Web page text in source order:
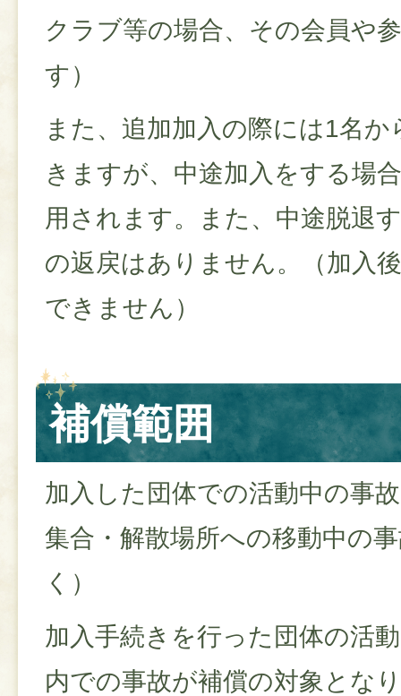
クラブ等の場合、その会員や
す）
また、追加加入の際には1名
きますが、中途加入をする場
用されます。また、中途脱退
の返戻はありません。（加入
できません）
補償範囲
加入した団体での活動中の事
集合・解散場所への移動中の
く）
加入手続きを行った団体の活
内での事故が補償の対象とな